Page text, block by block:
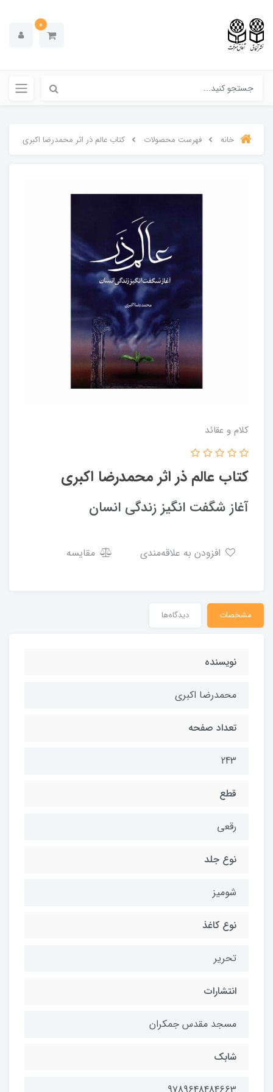
0
خانه فهرست محصولات کتاب عالم ذر اثر محمدرضا اکبری
کلام و عقائد
کتاب عالم ذر اثر محمدرضا اکبری
آغاز شگفت انگیز زندگی انسان
مقایسه
مشخصات دیدگاه‌ها
نویسنده
محمدرضا اکبری
تعداد صفحه
243
قطع
رقعی
نوع جلد
شومیز
نوع کاغذ
تحریر
انتشارات
مسجد مقدس جمکران
شابک